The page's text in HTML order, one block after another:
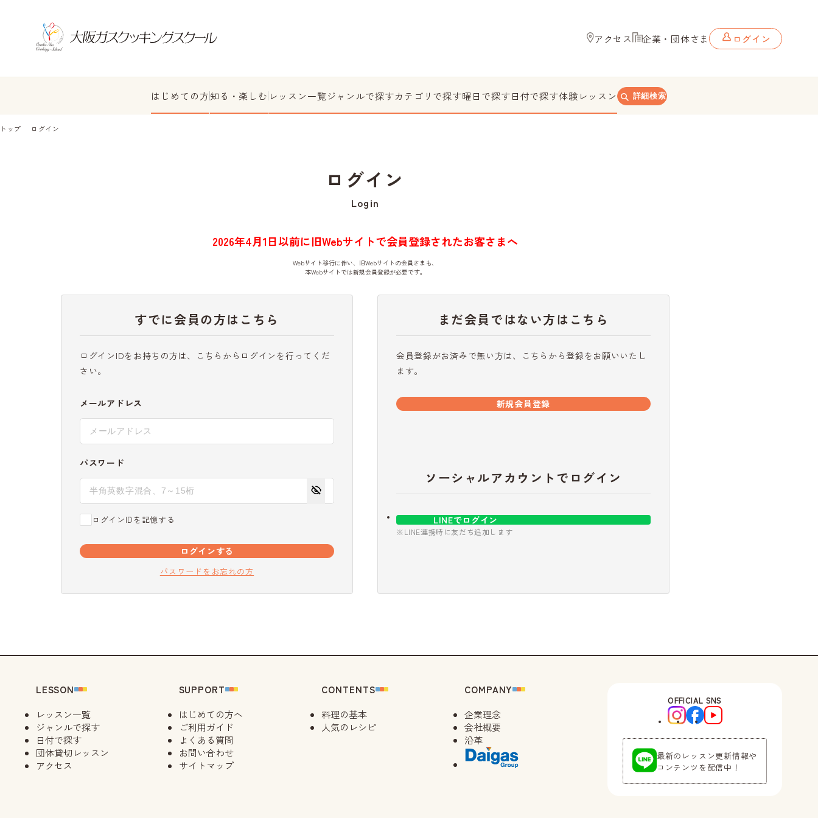
アクセス 企業・団体さま ログイン
はじめての方知る・楽しむ レッスン一覧ジャンルで探すカテゴリで探す曜日で探す日付で探す体験レッスン 詳細検索
トップ ログイン
ログイン
Login
2026年4月1日以前に旧Webサイトで会員登録されたお客さまへ
Webサイト移行に伴い、旧Webサイトの会員さまも、
本Webサイトでは新規会員登録が必要です。
すでに会員の方はこちら
ログインIDをお持ちの方は、こちらからログインを行ってくだ
さい。
メールアドレス
パスワード
ログインIDを記憶する
ログインする
パスワードをお忘れの方
まだ会員ではない方はこちら
会員登録がお済みで無い方は、こちらから登録をお願いいたし
ます。
新規会員登録
ソーシャルアカウントでログイン
LINEでログイン
※LINE連携時に友だち追加します
LESSON
レッスン一覧
ジャンルで探す
日付で探す
団体貸切レッスン
アクセス
SUPPORT
はじめての方へ
ご利用ガイド
よくある質問
お問い合わせ
サイトマップ
CONTENTS
料理の基本
人気のレシピ
COMPANY
企業理念
会社概要
沿革
OFFICIAL SNS
最新のレッスン更新情報や
コンテンツを配信中！